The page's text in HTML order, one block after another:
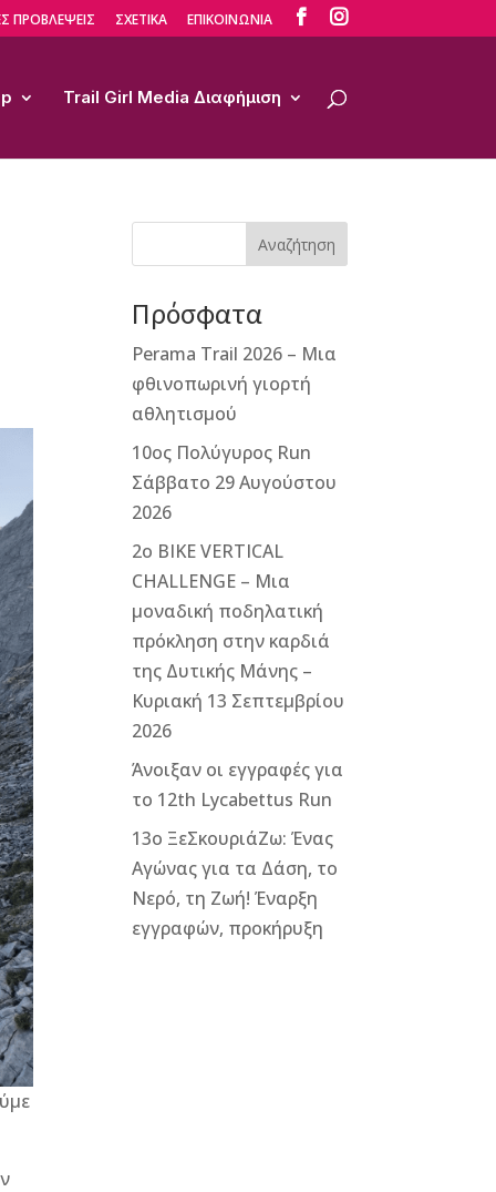
ΠΡΟΒΛΕΨΕΙΣ ΣΧΕΤΙΚΑ ΕΠΙΚΟΙΝΩΝΙΑ  
Trail Girl Media Διαφήμιση
Αναζήτηση
Πρόσφατα
Perama Trail 2026 – Μια
φθινοπωρινή γιορτή
αθλητισμού
10ος Πολύγυρος Run
Σάββατο 29 Αυγούστου
2026
2ο ΒΙΚΕ VERTICAL
CHALLENGE – Μια
μοναδική ποδηλατική
πρόκληση στην καρδιά
της Δυτικής Μάνης –
Κυριακή 13 Σεπτεμβρίου
2026
Άνοιξαν οι εγγραφές για
το 12th Lycabettus Run
13ο ΞεΣκουριάΖω: Ένας
Αγώνας για τα Δάση, το
Νερό, τη Ζωή! Έναρξη
εγγραφών, προκήρυξη